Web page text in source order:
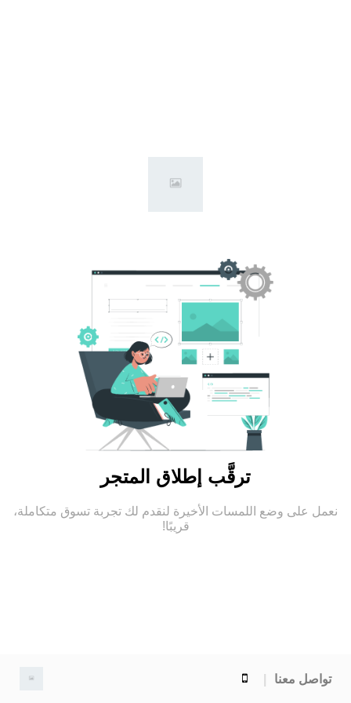
ترقَّب إطلاق المتجر
نعمل على وضع اللمسات الأخيرة لنقدم لك تجربة تسوق متكاملة،
قريبًا!
تواصل معنا